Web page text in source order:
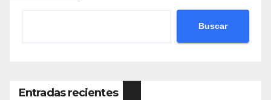
Buscar
Entradas recientes